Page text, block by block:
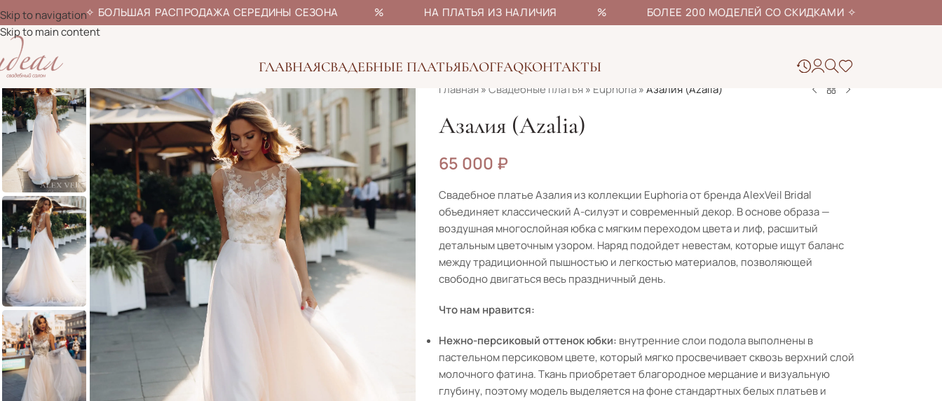
✧ БОЛЬШАЯ РАСПРОДАЖА СЕРЕДИНЫ СЕЗОНА % НА ПЛАТЬЯ ИЗ НАЛИЧИЯ % БОЛЕЕ 200 МОДЕЛЕЙ СО СКИДКАМИ✧
Skip to navigation
Skip to main content
ГЛАВНАЯСВАДЕБНЫЕ ПЛАТЬЯБЛОГFAQКОНТАКТЫ
Главная»Свадебные платья» Euphoria»Азалия (Azalia)
Азалия (Azalia)
65 000 ₽
Свадебное платье Азалия из коллекции Euphoria от бренда AlexVeil Bridal
объединяет классический А-силуэт и современный декор. В основе образа —
воздушная многослойная юбка с мягким переходом цвета и лиф, расшитый
детальным цветочным узором. Наряд подойдет невестам, которые ищут баланс
между традиционной пышностью и легкостью материалов, позволяющей
свободно двигаться весь праздничный день.
Что нам нравится:
Нежно-персиковый оттенок юбки: внутренние слои подола выполнены в
пастельном персиковом цвете, который мягко просвечивает сквозь верхний слой
молочного фатина. Ткань приобретает благородное мерцание и визуальную
глубину, поэтому модель выделяется на фоне стандартных белых платьев и